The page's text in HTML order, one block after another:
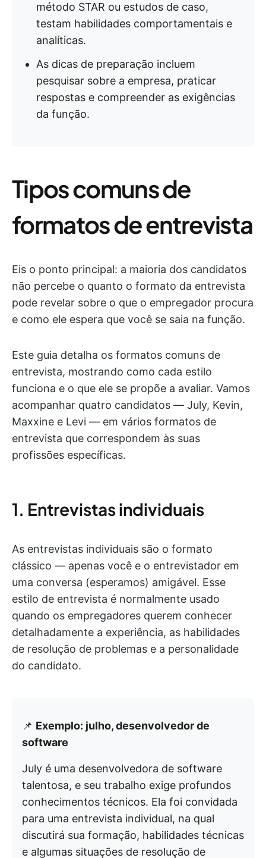
método STAR ou estudos de caso,
testam habilidades comportamentais e
analíticas.
As dicas de preparação incluem
pesquisar sobre a empresa, praticar
respostas e compreender as exigências
da função.
Tipos comuns de
formatos de entrevista
Eis o ponto principal: a maioria dos candidatos
não percebe o quanto o formato da entrevista
pode revelar sobre o que o empregador procura
e como ele espera que você se saia na função.
Este guia detalha os formatos comuns de
entrevista, mostrando como cada estilo
funciona e o que ele se propõe a avaliar. Vamos
acompanhar quatro candidatos — July, Kevin,
Maxxine e Levi — em vários formatos de
entrevista que correspondem às suas
profissões específicas.
1. Entrevistas individuais
As entrevistas individuais são o formato
clássico — apenas você e o entrevistador em
uma conversa (esperamos) amigável. Esse
estilo de entrevista é normalmente usado
quando os empregadores querem conhecer
detalhadamente a experiência, as habilidades
de resolução de problemas e a personalidade
do candidato.
📌 Exemplo: julho, desenvolvedor de
software
July é uma desenvolvedora de software
talentosa, e seu trabalho exige profundos
conhecimentos técnicos. Ela foi convidada
para uma entrevista individual, na qual
discutirá sua formação, habilidades técnicas
e algumas situações de resolução de